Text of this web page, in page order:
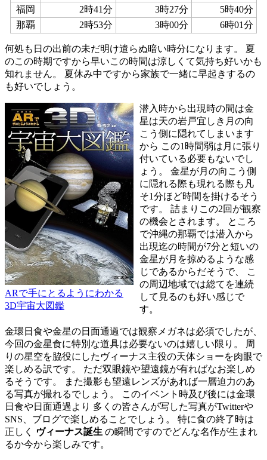
福岡
2時41分 3時27分
5時40分
那覇
2時53分 3時00分 6時01分
何処も日の出前の未だ明け遣らぬ暗い時分になります。 夏
のこの時期ですから早いこの時間は涼しくて気持ち好いかも
知れません。 夏休み中ですから家族で一緒に早起きするの
も好いでしょう。
ARで手にとるようにわかる
3D宇宙大図鑑
潜入時から出現時の間は金
星は天の岩戸宜しき月の向
こう側に隠れてしまいます
から この1時間弱は月に張り
付いている必要もないでし
ょう。 金星が月の向こう側
に隠れる際も現れる際も凡
そ1分ほど時間を掛けるそう
です。 詰まりこの2回が観察
の機会とされます。 ところ
で沖縄の那覇では潜入から
出現迄の時間が7分と短いの
金星が月を掠めるような感
じであるからだそうで、 こ
の周辺地域では総てを連続
して見るのも好い感じで
す。
金環日食や金星の日面通過では観察メガネは必須でしたが、
今回の金星食に特別な道具は必要ないのは嬉しい限り。 周
りの星空を脇役にしたヴィーナス主役の天体ショーを肉眼で
楽しめる訳です。 ただ双眼鏡や望遠鏡が有ればなお楽しめ
るそうです。 また撮影も望遠レンズがあれば一層迫力のあ
る写真が撮れるでしょう。 このイベント時及び後には金環
日食や日面通過より 多くの皆さんが写した写真がTwitterや
SNS、ブログで楽しめることでしょう。 特に食の終了時は
正しく
ヴィーナス誕生 の瞬間ですのでどんな名作が生まれ
るか今から楽しみです。